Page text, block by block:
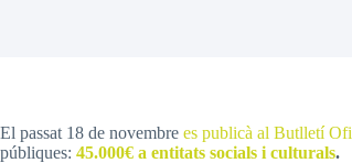
El passat 18 de novembre es publicà al Butlletí
públiques: 45.000€ a entitats socials i culturals.